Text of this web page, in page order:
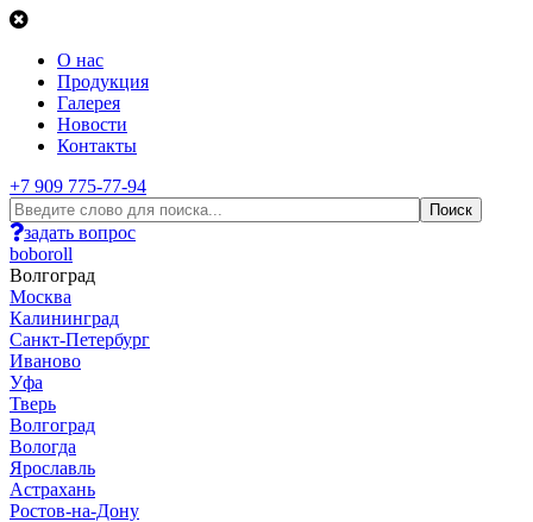
О нас
Продукция
Галерея
Новости
Контакты
+7 909 775-77-94
задать вопрос
boboroll
Волгоград
Москва
Калининград
Санкт-Петербург
Иваново
Уфа
Тверь
Волгоград
Вологда
Ярославль
Астрахань
Ростов-на-Дону